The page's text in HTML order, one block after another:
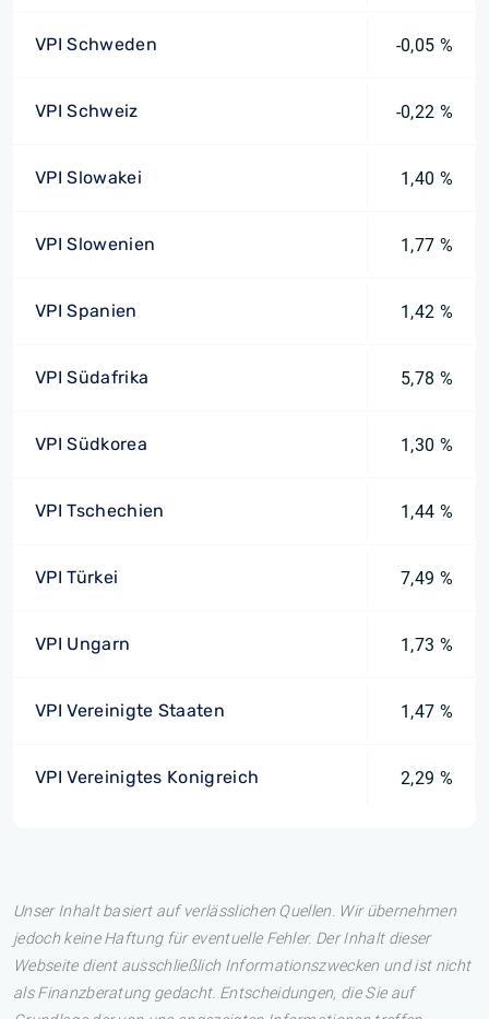
VPI Schweden -0,05 %
VPI Schweiz -0,22 %
VPI Slowakei 1,40 %
VPI Slowenien 1,77 %
VPI Spanien 1,42 %
VPI Südafrika 5,78 %
VPI Südkorea 1,30 %
VPI Tschechien 1,44 %
VPI Türkei 7,49 %
VPI Ungarn 1,73 %
VPI Vereinigte Staaten 1,47 %
VPI Vereinigtes Konigreich 2,29 %
Unser Inhalt basiert auf verlässlichen Quellen. Wir übernehmen
jedoch keine Haftung für eventuelle Fehler. Der Inhalt dieser
Webseite dient ausschließlich Informationszwecken und ist nicht
als Finanzberatung gedacht. Entscheidungen, die Sie auf